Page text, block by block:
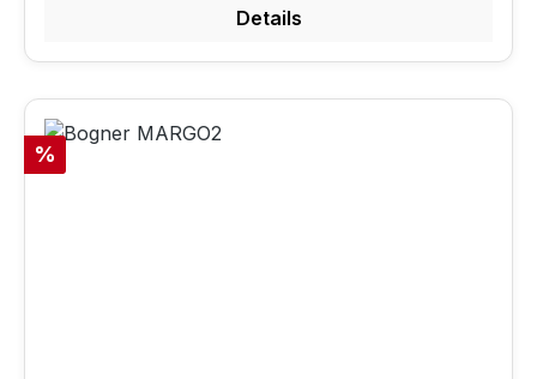
Details
Rabatt
%